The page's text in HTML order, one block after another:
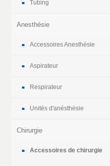
Tubing
Anesthésie
Accessoires Anesthésie
Aspirateur
Respirateur
Unités d'anésthésie
Chirurgie
Accessoires de chirurgie